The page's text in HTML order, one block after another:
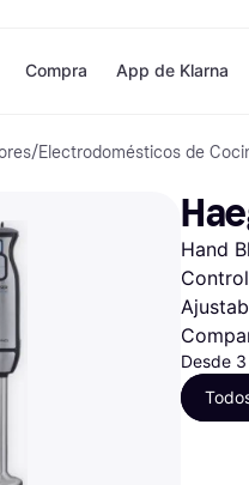
Formas de pago
Paga ahora
Paga en 3 plazos
Paga en 30 días
Financiación
Klarna en Apple
Compra
Tiendas
Zalando Prive
JD Sports
Directorio de
App de Klarna
/Electrodomésticos de
Hand
Desde